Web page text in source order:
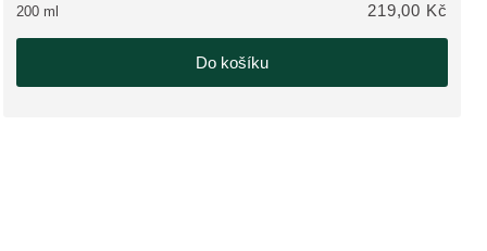
200 ml 219,00 Kč
Do košíku